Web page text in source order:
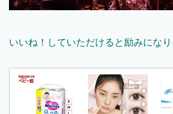
いいね！していただけると励みにな